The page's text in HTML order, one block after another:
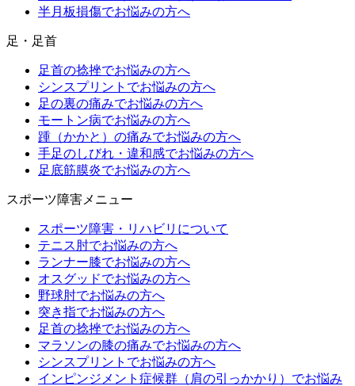
半月板損傷でお悩みの方へ
足・足首
足首の捻挫でお悩みの方へ
シンスプリントでお悩みの方へ
足の裏の痛みでお悩みの方へ
モートン病でお悩みの方へ
踵（かかと）の痛みでお悩みの方へ
手足のしびれ・違和感でお悩みの方へ
足底筋膜炎でお悩みの方へ
スポーツ障害メニュー
スポーツ障害・リハビリについて
テニス肘でお悩みの方へ
ランナー膝でお悩みの方へ
オスグッドでお悩みの方へ
野球肘でお悩みの方へ
突き指でお悩みの方へ
足首の捻挫でお悩みの方へ
マラソンの膝の痛みでお悩みの方へ
シンスプリントでお悩みの方へ
インピンジメント症候群（肩の引っかかり）でお悩み